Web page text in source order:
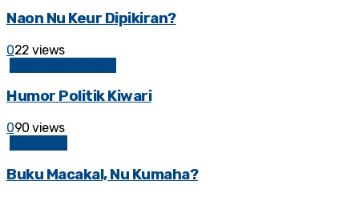
Naon Nu Keur Dipikiran?
022 views
Humor Politik Kiwari
090 views
Buku Macakal, Nu Kumaha?